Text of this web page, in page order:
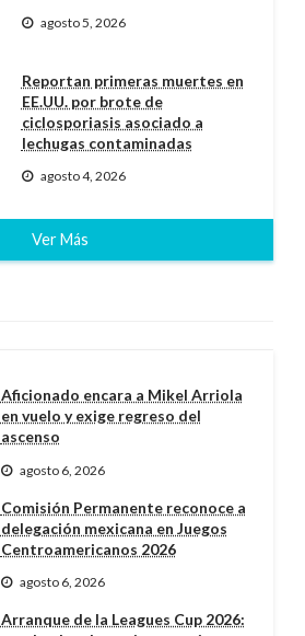
agosto 5, 2026
Reportan primeras muertes en
EE.UU. por brote de
ciclosporiasis asociado a
lechugas contaminadas
agosto 4, 2026
Ver Más
Aficionado encara a Mikel Arriola
en vuelo y exige regreso del
ascenso
agosto 6, 2026
Comisión Permanente reconoce a
delegación mexicana en Juegos
Centroamericanos 2026
agosto 6, 2026
Arranque de la Leagues Cup 2026: